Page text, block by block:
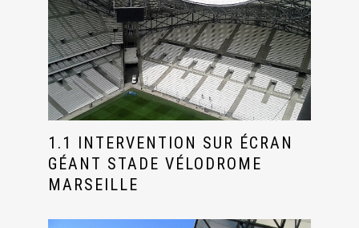
1.1 INTERVENTION SUR ÉCRAN
GÉANT STADE VÉLODROME
MARSEILLE